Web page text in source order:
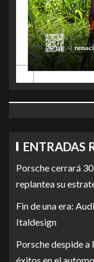
ENTRADAS
Porsche cerrará
replantea su
Fin de una era:
Italdesign
Porsche despide a